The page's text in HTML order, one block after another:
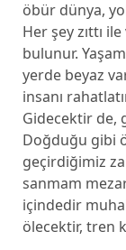
öbür dünya,
Her şey zıttı
bulunur.
yerde beyaz
insanı
Gidecektir de,
Doğduğu gibi
geçirdiğimiz
sanmam
içindedir
ölecektir, tren